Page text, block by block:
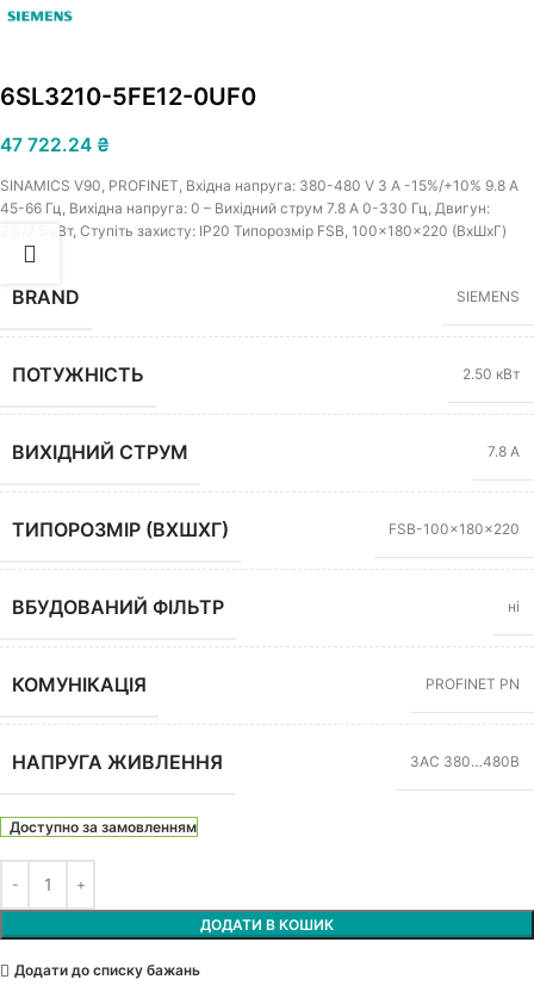
6SL3210-5FE12-0UF0
47 722.24 ₴
SINAMICS V90, PROFINET, Вхідна напруга: 380-480 V 3 A -15%/+10% 9.8 A
45-66 Гц, Вихідна напруга: 0 – Вихідний струм 7.8 A 0-330 Гц, Двигун:
2.0/2.5 кВт, Ступіть захисту: IP20 Типорозмір FSB, 100x180x220 (ВxШxГ)
BRAND SIEMENS
ПОТУЖНІСТЬ 2.50 кВт
ВИХІДНИЙ СТРУМ 7.8 А
ТИПОРОЗМІР (ВХШХГ) FSB-100x180x220
ВБУДОВАНИЙ ФІЛЬТР ні
КОМУНІКАЦІЯ PROFINET PN
НАПРУГА ЖИВЛЕННЯ 3АС 380…480В
Доступно за замовленням
ДОДАТИ В КОШИК
Додати до списку бажань